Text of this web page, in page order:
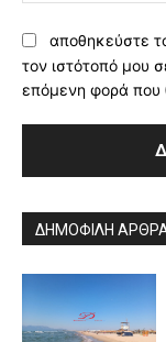
αποθηκεύστε
τον ιστότοπό μου
επόμενη φορά που
ΔΗΜΟΦΙΛΗ